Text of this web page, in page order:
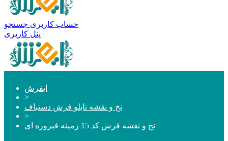
حساب کاربری جستجو
پنل کاربری
ایفرش
>
نخ و نقشه تابلو فرش دستباف
>
نخ و نقشه فرش کد 15 زمینه فیروزه ای